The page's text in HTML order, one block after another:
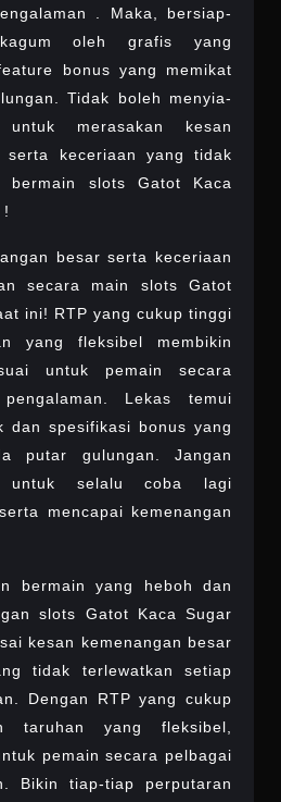
. Maka, bersiap-
oleh grafis yang
bonus yang memikat
Tidak boleh menyia-
merasakan kesan
serta keceriaan yang tidak
bermain slots Gatot Kaca
!
besar serta keceriaan
secara main slots Gatot
ini! RTP yang cukup tinggi
yang fleksibel membikin
untuk pemain secara
Lekas temui
dan spesifikasi bonus yang
putar gulungan. Jangan
untuk selalu coba lagi
mencapai kemenangan
bermain yang heboh dan
slots Gatot Kaca Sugar
kesan kemenangan besar
tidak terlewatkan setiap
Dengan RTP yang cukup
taruhan yang fleksibel,
pemain secara pelbagai
Bikin tiap-tiap perputaran